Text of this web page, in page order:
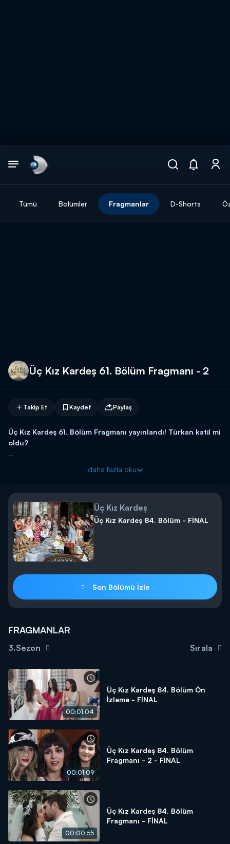
Tümü Bölümler Fragmanlar D-Shorts
Üç Kız Kardeş 61. Bölüm Fragmanı - 2
Takip Et Kaydet Paylaş
Üç Kız Kardeş 61. Bölüm Fragmanı yayınlandı! Türkan katil mi
oldu?
kalır. Olanları gören Kartal, Türkan'a nasıl böyle bir şey yaptığını
atarak ağlamaya başlar. Öte yandan Somer, olanlardan habersiz
Türkan'a şefkat gösterir ve yeniden bir aile olmak için onun
elinden tutar. Türkan ise Somer'in şefkat elini geri çevirmez ve
kızıyla birlikte yeniden birlikte olmanın mutluluğunu yaşar.
Üç Kız Kardeş yeni bölümüyle salı 20.00'da Kanal D'de!
daha fazla oku
Üç Kız Kardeş
Üç Kız Kardeş 84. Bölüm - FİNAL
Son Bölümü İzle
FRAGMANLAR
3.Sezon Sırala
00:01:04
Üç Kız Kardeş 84. Bölüm Ön
İzleme - FİNAL
00:01:09
Üç Kız Kardeş 84. Bölüm
Fragmanı - 2 - FİNAL
00:00:55
Üç Kız Kardeş 84. Bölüm
Fragmanı - FİNAL